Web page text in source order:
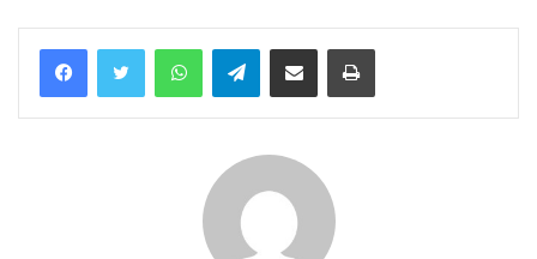
WhatsAppTelegramShare via Email Print